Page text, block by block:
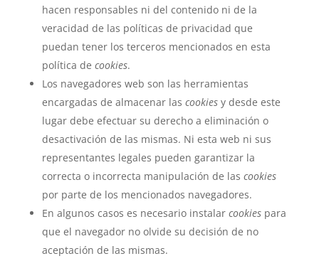
hacen responsables ni del contenido ni de la
veracidad de las políticas de privacidad que
puedan tener los terceros mencionados en esta
política de cookies.
Los navegadores web son las herramientas
encargadas de almacenar las cookiesy desde este
lugar debe efectuar su derecho a eliminación o
desactivación de las mismas. Ni esta web ni sus
representantes legales pueden garantizar la
correcta o incorrecta manipulación de las cookies
por parte de los mencionados navegadores.
En algunos casos es necesario instalar cookiespara
que el navegador no olvide su decisión de no
aceptación de las mismas.